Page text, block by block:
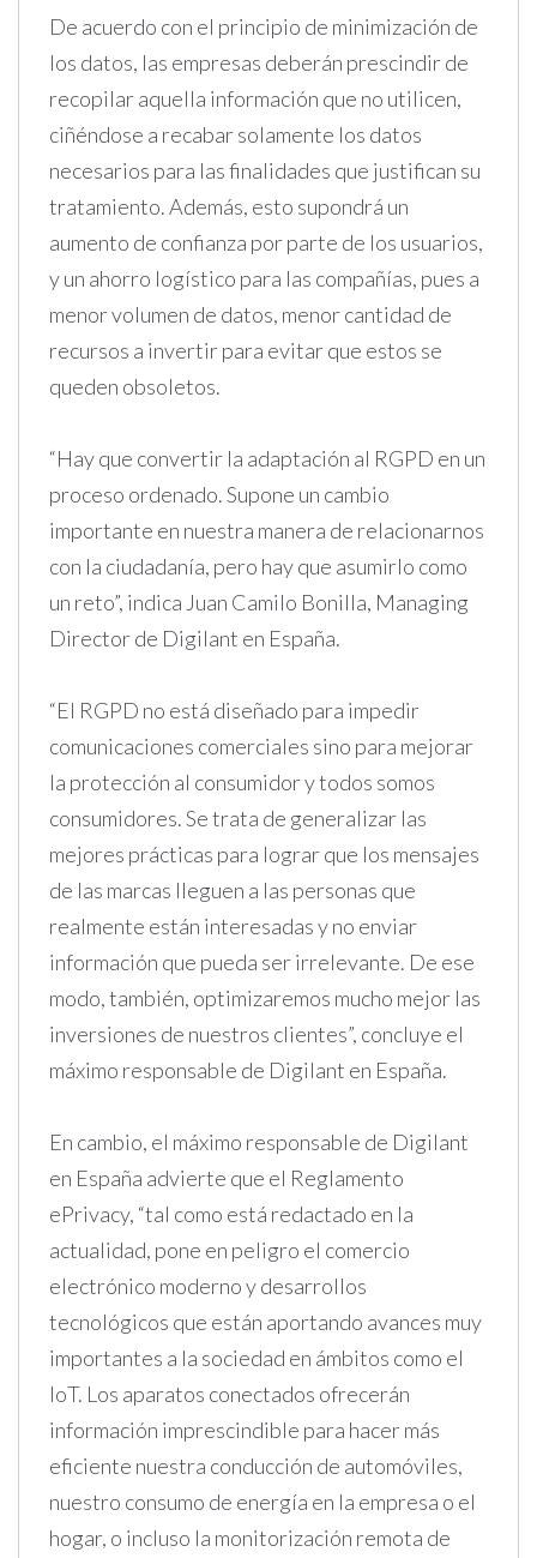
De acuerdo con el principio de minimización de
los datos, las empresas deberán prescindir de
recopilar aquella información que no utilicen,
ciñéndose a recabar solamente los datos
necesarios para las finalidades que justifican su
tratamiento. Además, esto supondrá un
aumento de confianza por parte de los usuarios,
y un ahorro logístico para las compañías, pues a
menor volumen de datos, menor cantidad de
recursos a invertir para evitar que estos se
queden obsoletos.
“Hay que convertir la adaptación al RGPD en un
proceso ordenado. Supone un cambio
importante en nuestra manera de relacionarnos
con la ciudadanía, pero hay que asumirlo como
un reto”, indica Juan Camilo Bonilla, Managing
Director de Digilant en España.
“El RGPD no está diseñado para impedir
comunicaciones comerciales sino para mejorar
la protección al consumidor y todos somos
consumidores. Se trata de generalizar las
mejores prácticas para lograr que los mensajes
de las marcas lleguen a las personas que
realmente están interesadas y no enviar
información que pueda ser irrelevante. De ese
modo, también, optimizaremos mucho mejor las
inversiones de nuestros clientes”, concluye el
máximo responsable de Digilant en España.
En cambio, el máximo responsable de Digilant
en España advierte que el Reglamento
ePrivacy, “tal como está redactado en la
actualidad, pone en peligro el comercio
electrónico moderno y desarrollos
tecnológicos que están aportando avances muy
importantes a la sociedad en ámbitos como el
IoT. Los aparatos conectados ofrecerán
información imprescindible para hacer más
eficiente nuestra conducción de automóviles,
nuestro consumo de energía en la empresa o el
hogar, o incluso la monitorización remota de